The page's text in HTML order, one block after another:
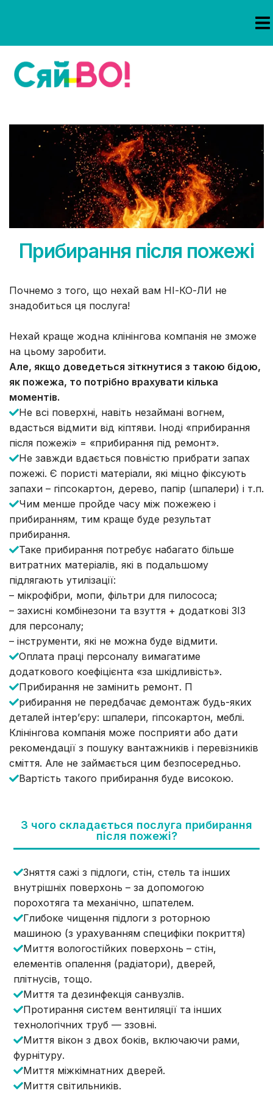
Прибирання після пожежі
Почнемо з того, що нехай вам НІ-КО-ЛИ не
знадобиться ця послуга!
Нехай краще жодна клінінгова компанія не зможе
на цьому заробити.
Але, якщо доведеться зіткнутися з такою бідою,
як пожежа, то потрібно врахувати кілька
моментів.
Не всі поверхні, навіть незаймані вогнем,
вдасться відмити від кіптяви. Іноді «прибирання
після пожежі» = «прибирання під ремонт».
Не завжди вдається повністю прибрати запах
пожежі. Є пористі матеріали, які міцно фіксують
запахи – гіпсокартон, дерево, папір (шпалери) і т.п.
Чим менше пройде часу між пожежею і
прибиранням, тим краще буде результат
прибирання.
Таке прибирання потребує набагато більше
витратних матеріалів, які в подальшому
підлягають утилізації:
– мікрофібри, мопи, фільтри для пилососа;
– захисні комбінезони та взуття + додаткові ЗІЗ
для персоналу;
– інструменти, які не можна буде відмити.
Оплата праці персоналу вимагатиме
додаткового коефіцієнта «за шкідливість».
Прибирання не замінить ремонт. П
рибирання не передбачає демонтаж будь-яких
деталей інтер’єру: шпалери, гіпсокартон, меблі.
Клінінгова компанія може посприяти або дати
рекомендації з пошуку вантажників і перевізників
сміття. Але не займається цим безпосередньо.
Вартість такого прибирання буде високою.
З чого складається послуга прибирання
після пожежі?
Зняття сажі з підлоги, стін, стель та інших
внутрішніх поверхонь – за допомогою
порохотяга та механічно, шпателем.
Глибоке чищення підлоги з роторною
машиною (з урахуванням специфіки покриття)
Миття вологостійких поверхонь – стін,
елементів опалення (радіатори), дверей,
плітнусів, тощо.
Миття та дезинфекція санвузлів.
Протирання систем вентиляції та інших
технологічних труб — ззовні.
Миття вікон з двох боків, включаючи рами,
фурнітуру.
Миття міжкімнатних дверей.
Миття світильників.